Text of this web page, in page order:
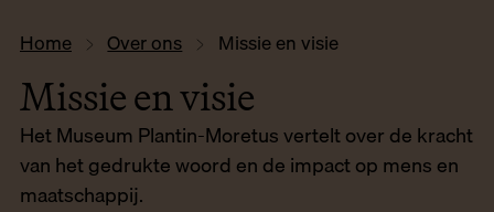
Home Over ons Missie en visie
Missie en visie
Het Museum Plantin-Moretus vertelt over de kracht
van het gedrukte woord en de impact op mens en
maatschappij.